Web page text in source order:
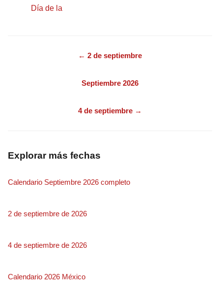
Día de la
← 2 de septiembre
Septiembre 2026
4 de septiembre →
Explorar más fechas
Calendario Septiembre 2026 completo
2 de septiembre de 2026
4 de septiembre de 2026
Calendario 2026 México